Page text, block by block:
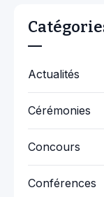
Actualités
Cérémonies
Concours
Conférences